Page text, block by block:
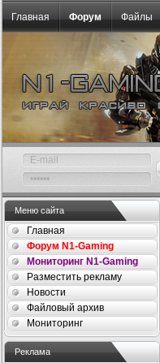
Главная Форум Файлы
Меню сайта
Главная
Форум N1-Gaming
Мониторинг N1-Gaming
Разместить рекламу
Новости
Файловый архив
Мониторинг
Реклама